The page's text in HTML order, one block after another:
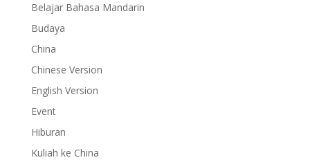
Belajar Bahasa Mandarin
Budaya
China
Chinese Version
English Version
Event
Hiburan
Kuliah ke China